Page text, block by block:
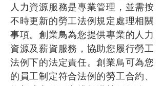
人力資源服務是專業管理，並需按
不時更新的勞工法例規定處理相關
事項。創業鳥為您提供專業的人力
資源及薪資服務，協助您履行勞工
法例下的法定責任。創業鳥可為您
的員工制定符合法例的勞工合約、